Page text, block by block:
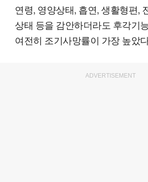
연령, 영양상태, 흡연, 생활형편,
상태 등을 감안하더라도 후각기
여전히 조기사망률이 가장 높았
ADVERTISEMENT